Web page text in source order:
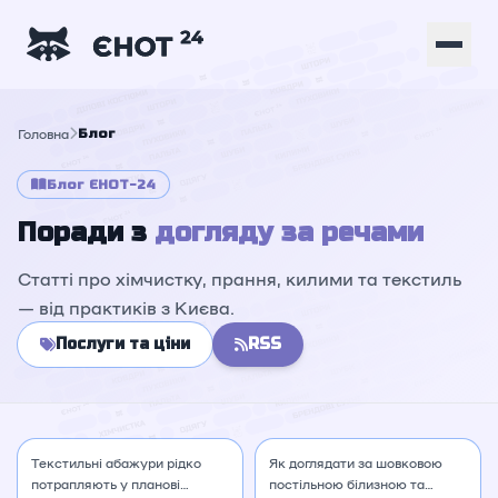
Головна Блог
Блог ЄНОТ-24
Поради з догляду за речами
Статті про хімчистку, прання, килими та текстиль
— від практиків з Києва.
Послуги та ціни RSS
05.08.20264 хв
безпечно прибрати
пил, кіптяву та сліди
комах
Текстильні абажури рідко
потрапляють у планові
04.08.2026
білизною та
наволочками
Як доглядати за шовковою
постільною білизною та